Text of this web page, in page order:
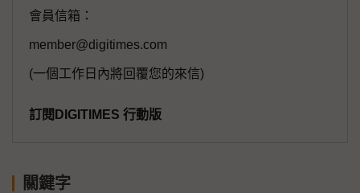
會員信箱：
member@digitimes.com
(一個工作日內將回覆您的來信)
訂閱DIGITIMES 行動版
關鍵字